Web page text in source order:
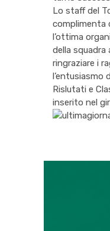
Lo staff del
complimenta
l’ottima
della squadra
ringraziare i
l’entusiasmo
Rislutati e
inserito nel